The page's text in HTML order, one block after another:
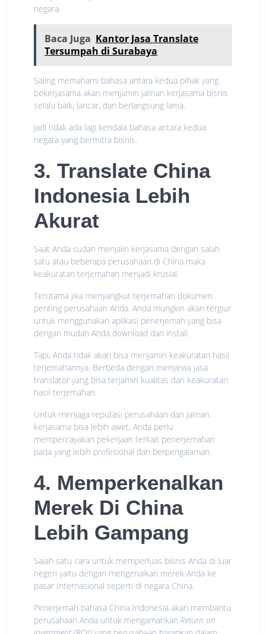
negara.
Baca Juga Kantor Jasa Translate
Tersumpah di Surabaya
Saling memahami bahasa antara kedua pihak yang
bekerjasama akan menjamin jalinan kerjasama bisnis
selalu baik, lancar, dan berlangsung lama.
Jadi tidak ada lagi kendala bahasa antara kedua
negara yang bermitra bisnis.
3. Translate China
Indonesia Lebih
Akurat
Saat Anda sudah menjalin kerjasama dengan salah
satu atau beberapa perusahaan di China maka
keakuratan terjemahan menjadi krusial.
Terutama jika menyangkut terjemahan dokumen
penting perusahaan Anda. Anda mungkin akan tergiur
untuk menggunakan aplikasi penerjemah yang bisa
dengan mudah Anda download dan install.
Tapi, Anda tidak akan bisa menjamin keakuratan hasil
terjemahannya. Berbeda dengan menyewa jasa
translator yang bisa terjamin kualitas dan keakuratan
hasil terjemahan.
Untuk menjaga reputasi perusahaan dan jalinan
kerjasama bisa lebih awet, Anda perlu
mempercayakan pekerjaan terkait penerjemahan
pada yang lebih profesional dan berpengalaman.
4. Memperkenalkan
Merek Di China
Lebih Gampang
Salah satu cara untuk memperluas bisnis Anda di luar
negeri yaitu dengan mengenalkan merek Anda ke
pasar Internasional seperti di negara China.
Penerjemah bahasa China Indonesia akan membantu
perusahaan Anda untuk mengamankan Return on